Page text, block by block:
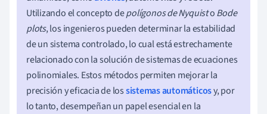
Utilizando el concepto depolígonos de NyquistoBode
plots, los ingenieros pueden determinar la estabilidad
de un sistema controlado, lo cual está estrechamente
relacionado con la solución de sistemas de ecuaciones
polinomiales. Estos métodos permiten mejorar la
precisión y eficacia de lossistemas automáticosy, por
lo tanto, desempeñan un papel esencial en la